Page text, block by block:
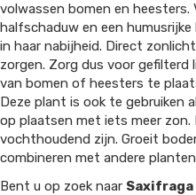
volwassen bomen en heesters.
halfschaduw en een
in haar nabijheid. Direct
zorgen. Zorg dus voor gefilterd
van bomen of heesters te
Deze plant is ook te gebruiken
op plaatsen met iets meer zon.
vochthoudend zijn. Groeit
combineren met andere
Bent u op zoek naar